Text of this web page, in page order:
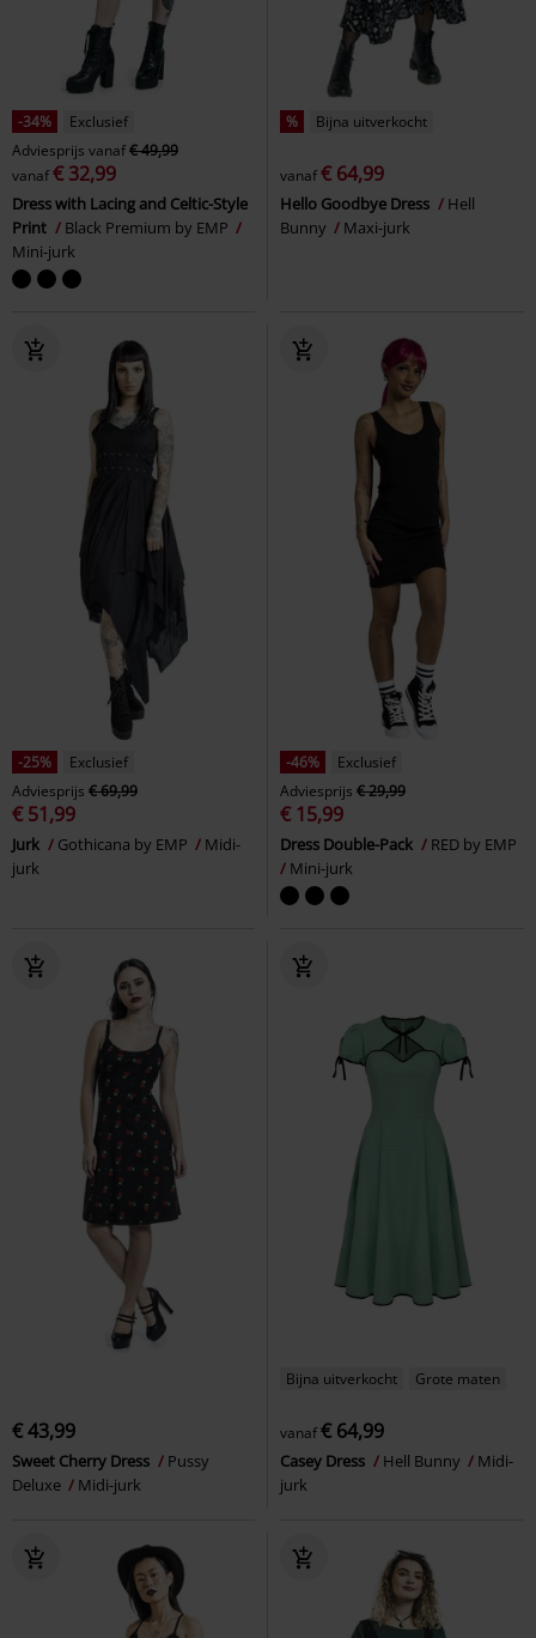
-34%
Exclusief
Adviesprijs vanaf€ 49,99
vanaf€ 32,99
Dress with Lacing and Celtic-Style
Print
Black Premium by EMP
Mini-jurk
% Bijna uitverkocht
vanaf€ 64,99
Hello Goodbye Dress
Hell
Bunny
Maxi-jurk
-25%
Exclusief
Adviesprijs € 69,99
€ 51,99
Jurk Gothicana by EMP
Midi-
jurk
-46%
Exclusief
Adviesprijs € 29,99
€ 15,99
Dress Double-Pack
RED by EMP
Mini-jurk
€ 43,99
Sweet Cherry Dress
Pussy
Deluxe
Midi-jurk
Bijna uitverkocht Grote maten
vanaf€ 64,99
Casey Dress Hell Bunny
Midi-
jurk